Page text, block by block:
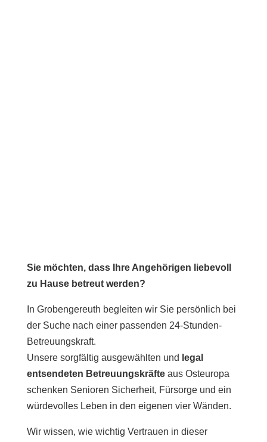
Sie möchten, dass Ihre Angehörigen liebevoll
zu Hause betreut werden?
In Grobengereuth begleiten wir Sie persönlich bei
der Suche nach einer passenden 24-Stunden-
Betreuungskraft.
Unsere sorgfältig ausgewählten und legal
entsendeten Betreuungskräfteaus Osteuropa
schenken Senioren Sicherheit, Fürsorge und ein
würdevolles Leben in den eigenen vier Wänden.
Wir wissen, wie wichtig Vertrauen in dieser